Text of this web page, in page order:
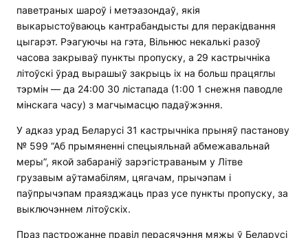
паветраных шароў і метэазондаў, якія
выкарыстоўваюць кантрабандысты для перакідвання
цыгарэт. Рэагуючы на ​​гэта, Вільнюс некалькі разоў
часова закрываў пункты пропуску, а 29 кастрычніка
літоўскі ўрад вырашыў закрыць іх на больш працяглы
тэрмін — да 24:00 30 лістапада (1:00 1 снежня паводле
мінскага часу) з магчымасцю падаўжэння.
У адказ урад Беларусі 31 кастрычніка прыняў пастанову
№ 599 “Аб прымяненні спецыяльнай абмежавальнай
меры”, якой забараніў зарэгістраваным у Літве
грузавым аўтамабілям, цягачам, прычэпам і
паўпрычэпам праязджаць праз усе пункты пропуску, за
выключэннем літоўскіх.
Праз пастрожанне правіл перасячэння мяжы ў Беларусі